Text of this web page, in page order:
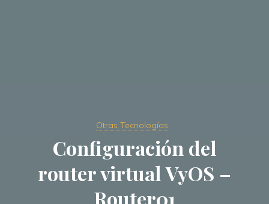
Otras Tecnologías
Configuración del
router virtual VyOS –
Router01